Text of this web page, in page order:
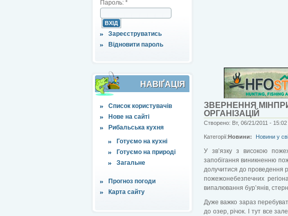
Пароль: *
Зареєструватись
Відновити пароль
НАВІҐАЦІЯ
Список користувачів
Нове на сайті
Рибальська кухня
Готуємо на кухні
Готуємо на природі
Загальне
Прогноз погоди
Карта сайту
ЗВЕРНЕННЯ
ОРГАНІЗАЦІЙ
Створено: Вт, 06/21/2011 -
Категорії:Новини: Новини у
У зв’язку з високою
запобігання виникненню
долучитися до проведення
пожежонебезпечних
випалювання бур’янів,
Дуже важко зараз
до озер, річок. І тут все